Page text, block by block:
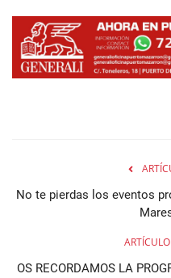
No te pierdas los eventos
OS RECORDAMOS LA